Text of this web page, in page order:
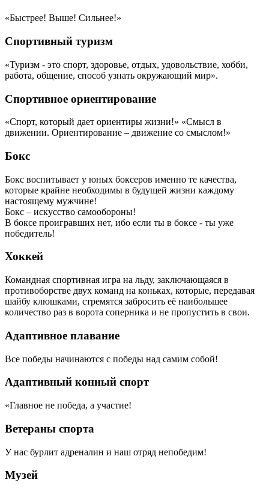
«Быстрее! Выше! Сильнее!»
Спортивный туризм
«Туризм - это спорт, здоровье, отдых, удовольствие, хобби,
работа, общение, способ узнать окружающий мир».
Спортивное ориентирование
«Спорт, который дает ориентиры жизни!» «Смысл в
движении. Ориентирование – движение со смыслом!»
Бокс
Бокс воспитывает у юных боксеров именно те качества,
которые крайне необходимы в будущей жизни каждому
настоящему мужчине!
Бокс – искусство самообороны!
В боксе проигравших нет, ибо если ты в боксе - ты уже
победитель!
Хоккей
Командная спортивная игра на льду, заключающаяся в
противоборстве двух команд на коньках, которые, передавая
шайбу клюшками, стремятся забросить её наибольшее
количество раз в ворота соперника и не пропустить в свои.
Адаптивное плавание
Все победы начинаются с победы над самим собой!
Адаптивный конный спорт
«Главное не победа, а участие!
Ветераны спорта
У нас бурлит адреналин и наш отряд непобедим!
Музей